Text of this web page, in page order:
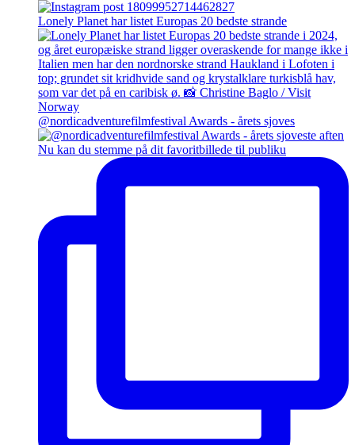
Lonely Planet har listet Europas 20 bedste strande
@nordicadventurefilmfestival Awards - årets sjoves
Nu kan du stemme på dit favoritbillede til publiku